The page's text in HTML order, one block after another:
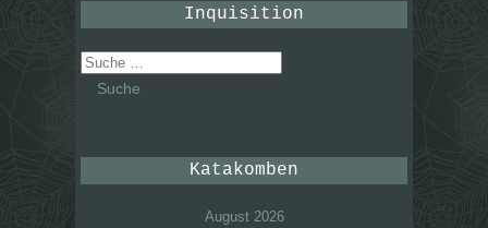
Inquisition
Suche
nach:
Katakomben
August 2026